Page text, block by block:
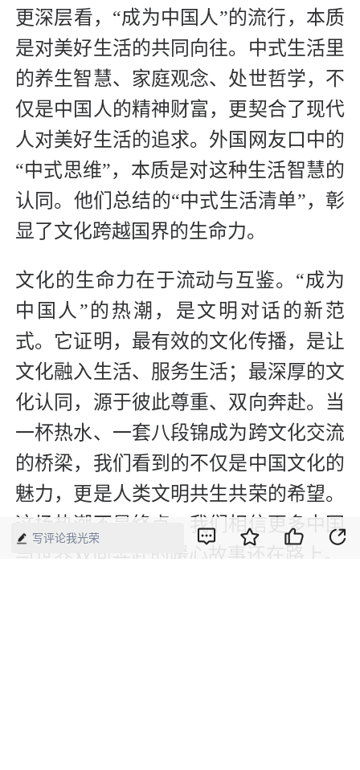
更深层看，“成为中国人”的流行，本质
是对美好生活的共同向往。中式生活里
的养生智慧、家庭观念、处世哲学，不
仅是中国人的精神财富，更契合了现代
人对美好生活的追求。外国网友口中的
“中式思维”，本质是对这种生活智慧的
认同。他们总结的“中式生活清单”，彰
显了文化跨越国界的生命力。
文化的生命力在于流动与互鉴。“成为
中国人”的热潮，是文明对话的新范
式。它证明，最有效的文化传播，是让
文化融入生活、服务生活；最深厚的文
化认同，源于彼此尊重、双向奔赴。当
一杯热水、一套八段锦成为跨文化交流
的桥梁，我们看到的不仅是中国文化的
魅力，更是人类文明共生共荣的希望。
这场热潮不是终点，我们相信更多中国
与世界双向奔赴的暖心故事还在路上。
写评论我光荣